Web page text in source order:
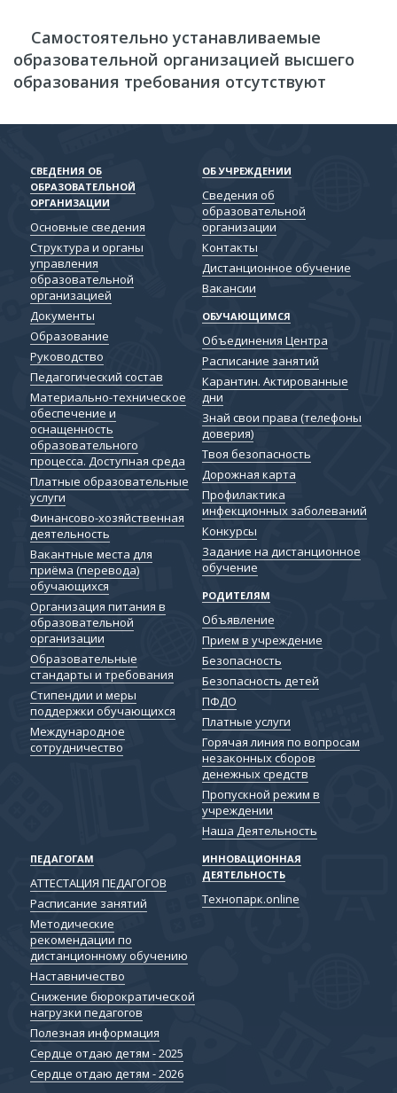
Самостоятельно устанавливаемые
образовательной организацией высшего
образования требования отсутствуют
СВЕДЕНИЯ ОБ
ОБРАЗОВАТЕЛЬНОЙ
ОРГАНИЗАЦИИ
Основные сведения
Структура и органы
управления
образовательной
организацией
Документы
Образование
Руководство
Педагогический состав
Материально-техническое
обеспечение и
оснащенность
образовательного
процесса. Доступная среда
Платные образовательные
услуги
Финансово-хозяйственная
деятельность
Вакантные места для
приёма (перевода)
обучающихся
Организация питания в
образовательной
организации
Образовательные
стандарты и требования
Cтипендии и меры
поддержки обучающихся
Международное
сотрудничество
ОБ УЧРЕЖДЕНИИ
Сведения об
образовательной
организации
Контакты
Дистанционное обучение
Вакансии
ОБУЧАЮЩИМСЯ
Объединения Центра
Расписание занятий
Карантин. Актированные
дни
Знай свои права (телефоны
доверия)
Твоя безопасность
Дорожная карта
Профилактика
инфекционных заболеваний
Конкурсы
Задание на дистанционное
обучение
РОДИТЕЛЯМ
Объявление
Прием в учреждение
Безопасность
Безопасность детей
ПФДО
Платные услуги
Горячая линия по вопросам
незаконных сборов
денежных средств
Пропускной режим в
учреждении
Наша Деятельность
ПЕДАГОГАМ
АТТЕСТАЦИЯ ПЕДАГОГОВ
Расписание занятий
Методические
рекомендации по
дистанционному обучению
Наставничество
Снижение бюрократической
нагрузки педагогов
Полезная информация
Сердце отдаю детям - 2025
Сердце отдаю детям - 2026
ИННОВАЦИОННАЯ
ДЕЯТЕЛЬНОСТЬ
Технопарк.online